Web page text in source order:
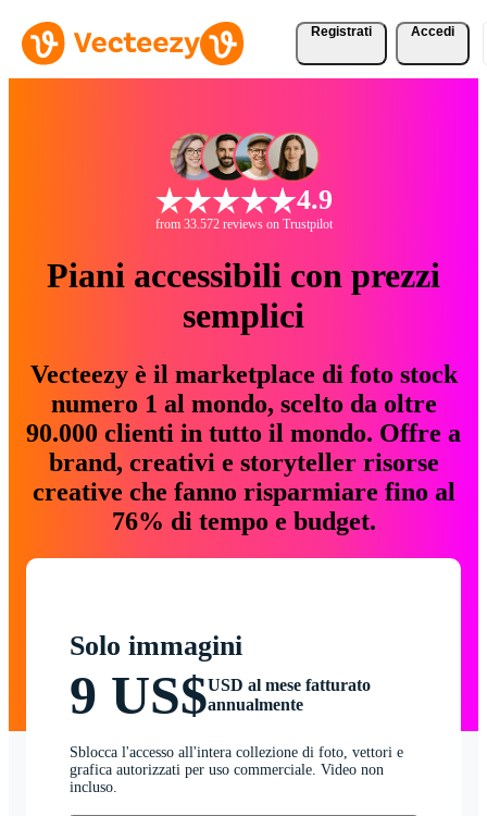
Registrati Accedi
4.9
from 33.572 reviews on Trustpilot
Piani accessibili con prezzi
semplici
Vecteezy è il marketplace di foto stock
numero 1 al mondo, scelto da oltre
90.000 clienti in tutto il mondo. Offre a
brand, creativi e storyteller risorse
creative che fanno risparmiare fino al
76% di tempo e budget.
Solo immagini
9 US$USD al mese fatturato
annualmente
Sblocca l'accesso all'intera collezione di foto, vettori e
grafica autorizzati per uso commerciale. Video non
incluso.